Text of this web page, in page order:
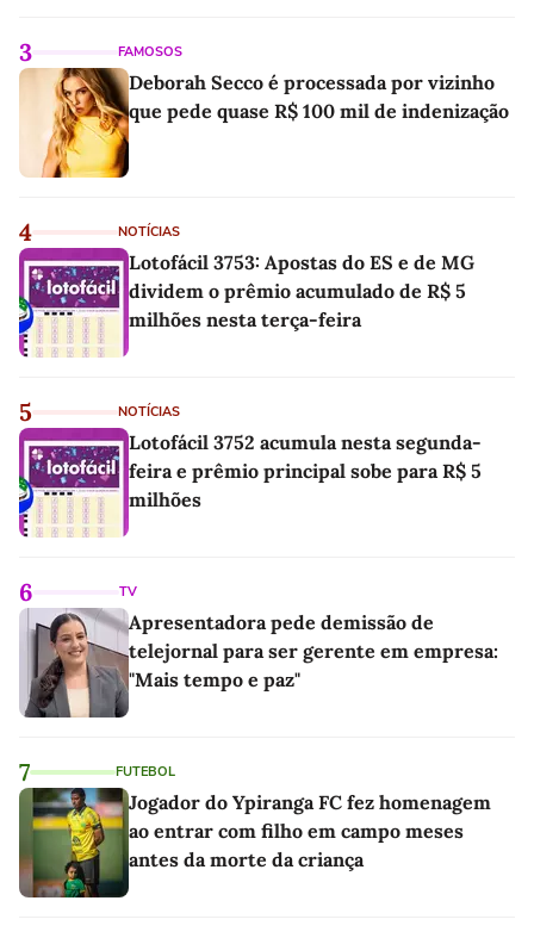
3 FAMOSOS
Deborah Secco é processada por vizinho
que pede quase R$ 100 mil de indenização
4 NOTÍCIAS
Lotofácil 3753: Apostas do ES e de MG
dividem o prêmio acumulado de R$ 5
milhões nesta terça-feira
5 NOTÍCIAS
Lotofácil 3752 acumula nesta segunda-
feira e prêmio principal sobe para R$ 5
milhões
6 TV
Apresentadora pede demissão de
telejornal para ser gerente em empresa:
"Mais tempo e paz"
7 FUTEBOL
Jogador do Ypiranga FC fez homenagem
ao entrar com filho em campo meses
antes da morte da criança